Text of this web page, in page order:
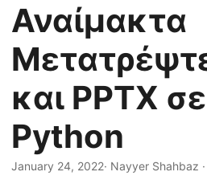
π
λ
ο
γ
η
σ
η
Αναίμακτα
και PPTX
Python
January 24, 2022· Nayyer Shahbaz